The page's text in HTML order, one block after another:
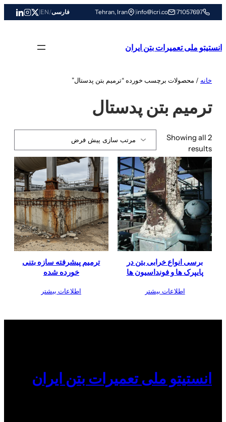
به
71057697
|
info@icri.co
|
Tehran, Iran فارسی/
EN
|
انستیتو ملی تعمیرات بتن ایران
خانه / محصولات برچسب خورده “ترمیم بتن پدستال”
ترمیم بتن پدستال
Showing all 2
results
برسی انواع خرابی بتن در
پایپرک ها و فونداسیون ها
اطلاعات بیشتر
ترمیم پیشرفته سازه بتنی
خورده شده
اطلاعات بیشتر
انستیتو ملی تعمیرات بتن ایران